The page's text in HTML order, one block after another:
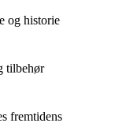
og historie
tilbehør
fremtidens